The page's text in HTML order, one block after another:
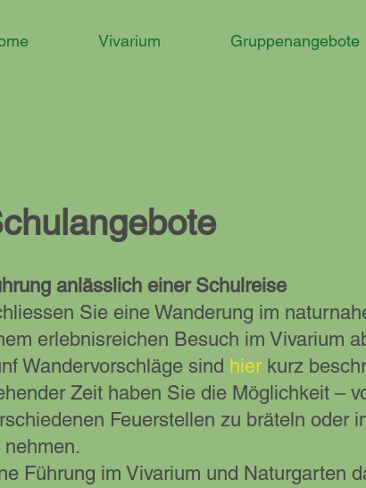
Vivarium Gruppenangebote
anlässlich einer Schulreise
Sie eine Wanderung im
erlebnisreichen Besuch im Vivarium
Wandervorschläge sind hierkurz
Zeit haben Sie die Möglichkeit –
Feuerstellen zu bräteln oder
nehmen.
Führung im Vivarium und Naturgarten